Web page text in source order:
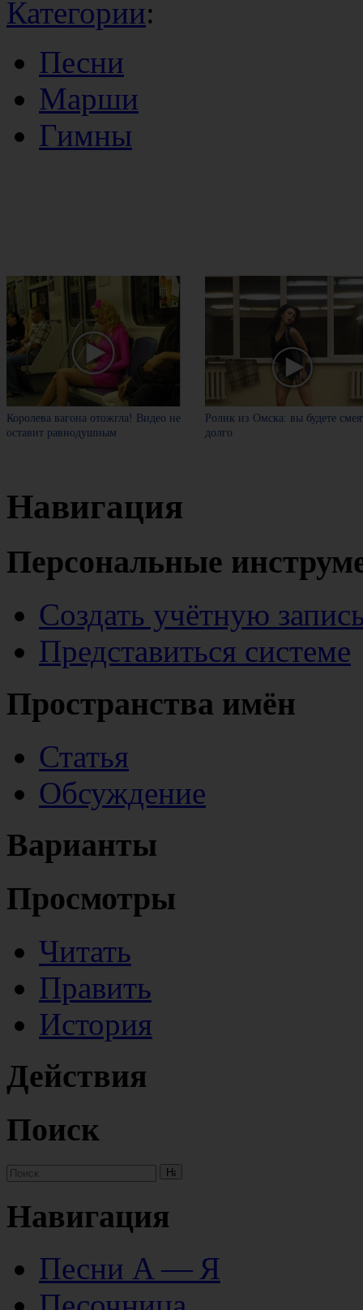
Категории:
Песни
Марши
Гимны
Королева вагона отожгла! Видео не
оставит равнодушным
Ролик из Омска: вы будете
долго
Навигация
Персональные
Создать учётную
Представиться системе
Пространства имён
Статья
Обсуждение
Варианты
Просмотры
Читать
Править
История
Действия
Поиск
Навигация
Песни А — Я